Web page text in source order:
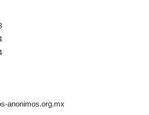
anonimos.org.mx